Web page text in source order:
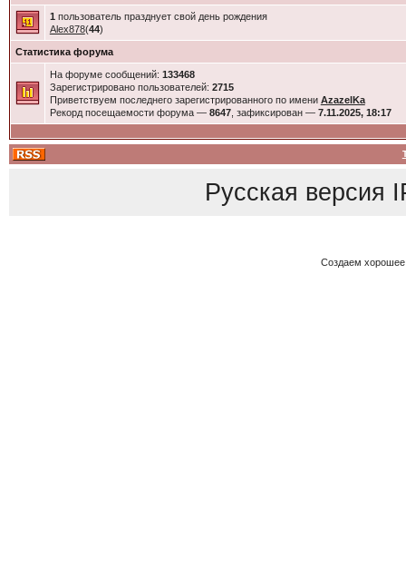
1 пользователь празднует свой день рождения
Alex878(44)
Статистика форума
На форуме сообщений: 133468
Зарегистрировано пользователей: 2715
Приветствуем последнего зарегистрированного по имени AzazelKa
Рекорд посещаемости форума — 8647, зафиксирован — 7.11.2025, 18:17
Русская версия
Создаем